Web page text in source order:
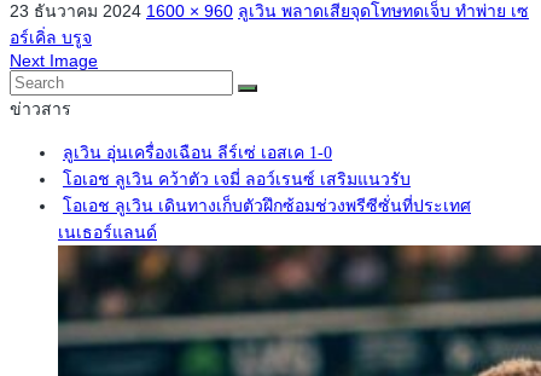
23 ธันวาคม 2024 1600 × 960 ลูเวิน พลาดเสียจุดโทษทดเจ็บ ทำพ่าย เซ
อร์เคิ่ล บรูจ
Next Image
ข่าวสาร
ลูเวิน อุ่นเครื่องเฉือน ลีร์เซ่ เอสเค 1-0
โอเอช ลูเวิน คว้าตัว เจมี่ ลอว์เรนซ์ เสริมแนวรับ
โอเอช ลูเวิน เดินทางเก็บตัวฝึกซ้อมช่วงพรีซีซั่นที่ประเทศ
เนเธอร์แลนด์